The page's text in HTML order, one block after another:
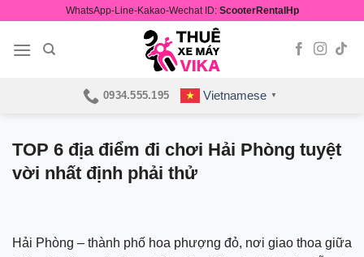
content
WhatsApp-Line-Kakao-Wechat ID: ScooterRentalHp
0934.555.195 Vietnamese ▼
TOP 6 địa điểm đi chơi Hải Phòng tuyệt
vời nhất định phải thử
Hải Phòng – thành phố hoa phượng đỏ, nơi giao thoa giữa